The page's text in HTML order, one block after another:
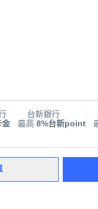
金
台新銀行
最高 8%台新point